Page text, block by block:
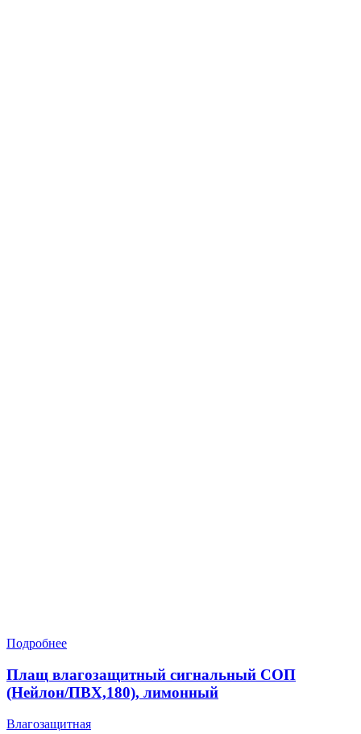
Подробнее
Плащ влагозащитный сигнальный СОП
(Нейлон/ПВХ,180), лимонный
Влагозащитная